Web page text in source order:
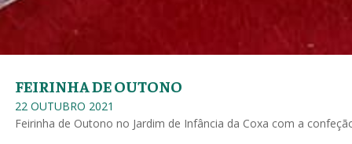
FEIRINHA DE OUTONO
22 OUTUBRO 2021
Feirinha de Outono no Jardim de Infância da Coxa com a